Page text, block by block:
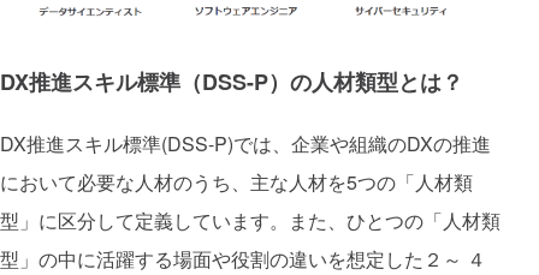
DX推進スキル標準（DSS-P）の人材類型とは？
DX推進スキル標準(DSS-P)では、企業や組織のDXの推進
において必要な人材のうち、主な人材を5つの「人材類
型」に区分して定義しています。また、ひとつの「人材類
型」の中に活躍する場面や役割の違いを想定した２～ ４